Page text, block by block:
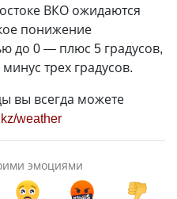
ВКО ожидаются
понижение
до 0 — плюс 5 градусов,
трех градусов.
вы всегда можете
weather
эмоциями